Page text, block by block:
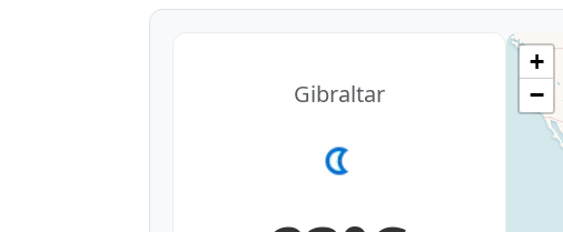
Gibraltar
+
−